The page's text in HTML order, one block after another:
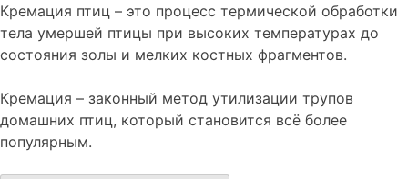
Кремация птиц – это процесс термической обработки
тела умершей птицы при высоких температурах до
состояния золы и мелких костных фрагментов.
Кремация – законный метод утилизации трупов
домашних птиц, который становится всё более
популярным.